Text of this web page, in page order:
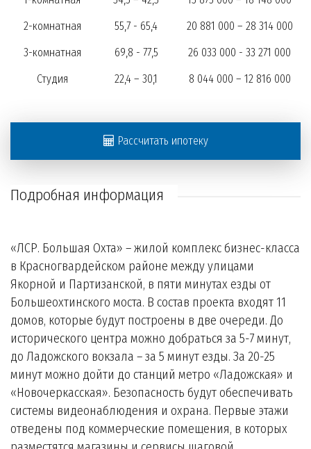
2-комнатная
55,7 - 65,4
20 881 000 – 28 314 000
3-комнатная
69,8 - 77,5
26 033 000 - 33 271 000
Студия
22,4 – 30,1 8 044 000 – 12 816 000
Рассчитать ипотеку
Подробная информация
«ЛСР. Большая Охта» – жилой комплекс бизнес-класса
в Красногвардейском районе между улицами
Якорной и Партизанской, в пяти минутах езды от
Большеохтинского моста. В состав проекта входят 11
домов, которые будут построены в две очереди. До
исторического центра можно добраться за 5-7 минут,
до Ладожского вокзала – за 5 минут езды. За 20-25
минут можно дойти до станций метро «Ладожская» и
«Новочеркасская». Безопасность будут обеспечивать
системы видеонаблюдения и охрана. Первые этажи
отведены под коммерческие помещения, в которых